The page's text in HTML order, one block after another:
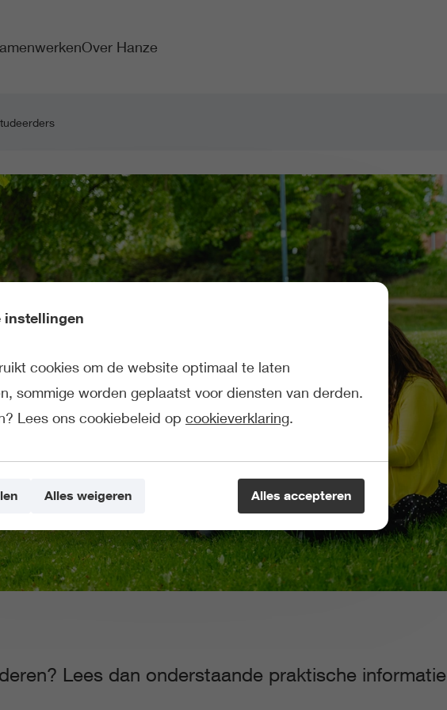
Over Hanze
Lees dan onderstaande praktische informatie
instellingen
cookies om de website optimaal te laten
sommige worden geplaatst voor diensten van derden.
Lees ons cookiebeleid op cookieverklaring.
Alles accepteren
Alles weigeren